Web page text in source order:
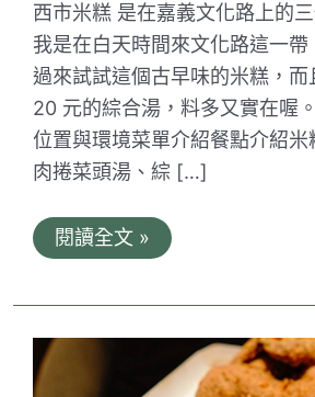
西市米糕 是在嘉義文化路上的
我是在白天時間來文化路這一帶
過來試試這個古早味的米糕，
20 元的綜合湯，料多又實在喔
位置與環境菜單介紹餐點介紹
肉捲菜頭湯、綜 […]
西
市
義
閱讀全文 »